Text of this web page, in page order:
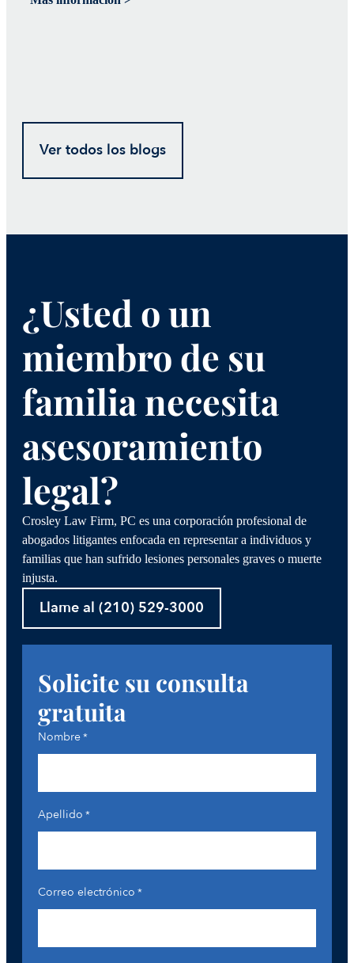
Ver todos los blogs
¿Usted o un
miembro de su
familia necesita
asesoramiento
legal?
Crosley Law Firm, PC es una corporación profesional de
abogados litigantes enfocada en representar a individuos y
familias que han sufrido lesiones personales graves o muerte
injusta.
Llame al (210) 529-3000
Solicite su consulta
gratuita
Nombre*
Apellido *
Correo electrónico *